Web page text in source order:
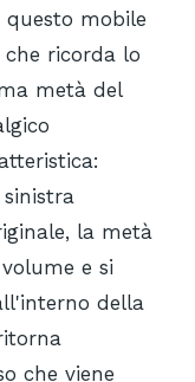
questo mobile
ricorda lo
metà del
la metà
e si
della
che viene